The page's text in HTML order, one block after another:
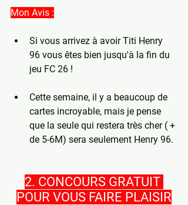
Mon Avis :
Si vous arrivez à avoir Titi Henry
96 vous êtes bien jusqu'à la fin du
jeu FC 26 !
Cette semaine, il y a beaucoup de
cartes incroyable, mais je pense
que la seule qui restera très cher ( +
de 5-6M) sera seulement Henry 96.
2. CONCOURS GRATUIT
POUR VOUS FAIRE PLAISIR